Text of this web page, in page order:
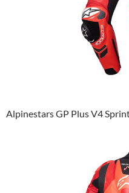
Alpinestars GP Plus V4